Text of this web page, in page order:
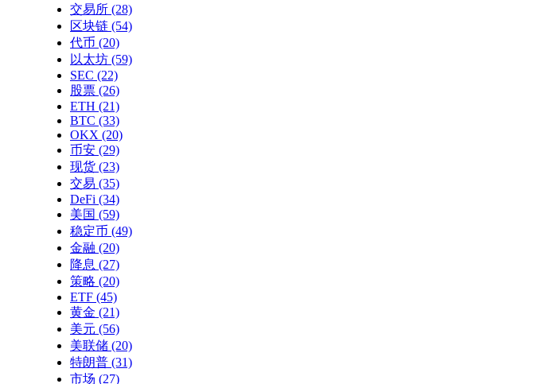
交易所 (28)
区块链 (54)
代币 (20)
以太坊 (59)
SEC (22)
股票 (26)
ETH (21)
BTC (33)
OKX (20)
币安 (29)
现货 (23)
交易 (35)
DeFi (34)
美国 (59)
稳定币 (49)
金融 (20)
降息 (27)
策略 (20)
ETF (45)
黄金 (21)
美元 (56)
美联储 (20)
特朗普 (31)
市场 (27)